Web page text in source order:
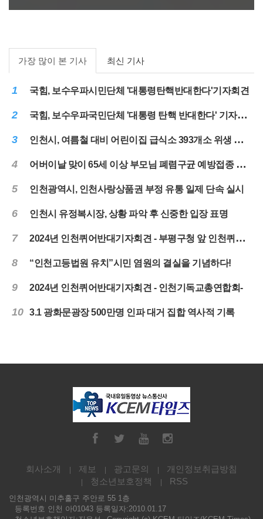
가장 많이 본 기사 최신 기사
1 국힘, 보수우파시민단체 '대통령탄핵반대한다'기자회견
2 국힘, 보수우파국민단체 '대통령 탄핵 반대한다' 기자회견
3 인천시, 여름철 대비 어린이집 급식소 393개소 위생 점검 실시
4 어버이날 맞이 65세 이상 부모님 폐렴구균 예방접종 당부
5 인천광역시, 인천사랑상품권 부정 유통 일제 단속 실시
6 인천시 유정복시장, 상황 파악 후 신중한 입장 표명
7 2024년 인천퀴어반대기자회견 - 부평구청 앞 인천퀴어대책본부-
8 “인천고등법원 유치”시민 염원의 결실을 기념하다!
9 2024년 인천퀴어반대기자회견 - 인천기독교총연합회-
10 3.1 광화문광장 500만명 인파 대거 집합 역사적 기록
회사소개 제보 광고문의
개인정보취급방침
청소년보호정책
RSS
인천광역시 미추홀구 주안로 55 1층
등록번호 인천 아01043 등록일자:2010.01.17